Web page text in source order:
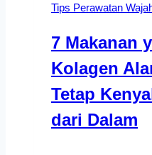
Tips Perawatan
7 Makanan
Kolagen
Tetap
dari Dalam